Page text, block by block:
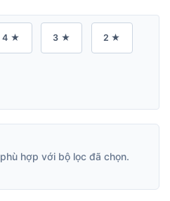
4 ★ 3 ★ 2 ★
hợp với bộ lọc đã chọn.